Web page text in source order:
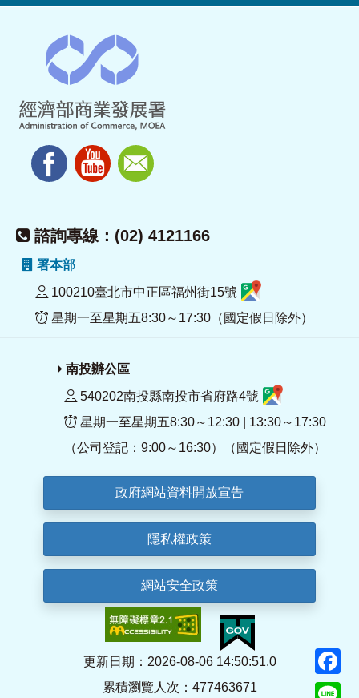
諮詢專線：(02) 4121166
署本部
100210臺北市中正區福州街15號
星期一至星期五8:30～17:30（國定假日除外）
南投辦公區
540202南投縣南投市省府路4號
星期一至星期五8:30～12:30 | 13:30～17:30
（公司登記：9:00～16:30）（國定假日除外）
政府網站資料開放宣告
隱私權政策
網站安全政策
更新日期：2026-08-06 14:50:51.0
累積瀏覽人次：477463671